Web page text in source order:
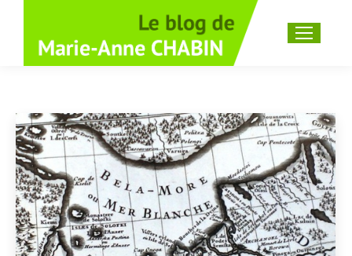
Recherche